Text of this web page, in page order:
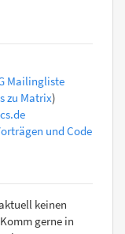
Mailingliste
zu Matrix)
und Code
keinen
gerne in